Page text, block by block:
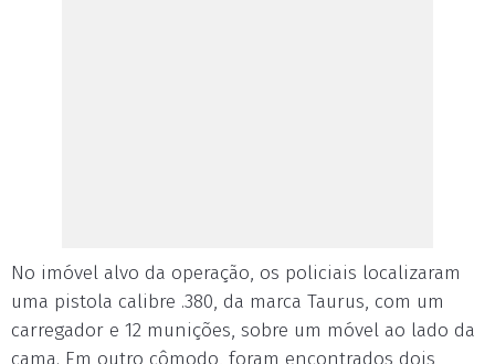
No imóvel alvo da operação, os policiais localizaram
uma pistola calibre .380, da marca Taurus, com um
carregador e 12 munições, sobre um móvel ao lado da
cama. Em outro cômodo, foram encontrados dois